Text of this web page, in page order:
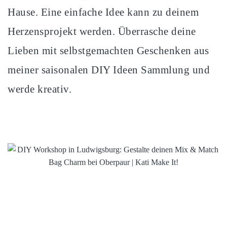
Hause. Eine einfache Idee kann zu deinem
Herzensprojekt werden. Überrasche deine
Lieben mit selbstgemachten Geschenken aus
meiner saisonalen DIY Ideen Sammlung und
werde kreativ.